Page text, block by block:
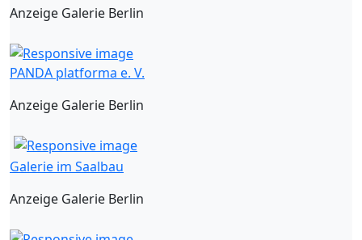
Anzeige Galerie Berlin
PANDA platforma e. V.
Anzeige Galerie Berlin
Galerie im Saalbau
Anzeige Galerie Berlin